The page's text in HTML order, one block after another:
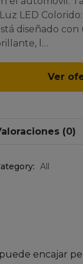
Luz LED
diseñado
l…
Ver
(0)
All
encajar